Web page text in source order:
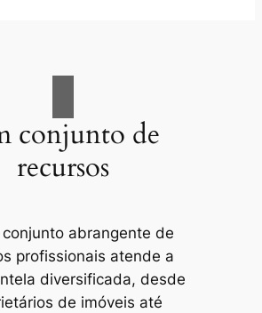
conjunto de
recursos
conjunto abrangente de
profissionais atende a
diversificada, desde
de imóveis até